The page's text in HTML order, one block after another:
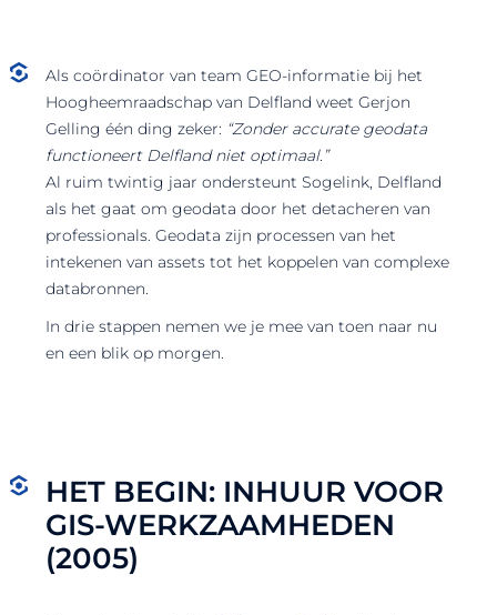
Als coördinator van team GEO-informatie bij het
Hoogheemraadschap van Delfland weet Gerjon
Gelling één ding zeker: “Zonder accurate geodata
functioneert Delfland niet optimaal.”
Al ruim twintig jaar ondersteunt Sogelink, Delfland
als het gaat om geodata door het detacheren van
professionals. Geodata zijn processen van het
intekenen van assets tot het koppelen van complexe
databronnen.
In drie stappen nemen we je mee van toen naar nu
en een blik op morgen.
HET BEGIN: INHUUR VOOR
GIS-WERKZAAMHEDEN
(2005)